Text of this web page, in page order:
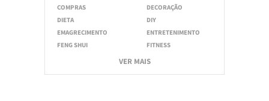
COMPRAS
DECORAÇÃO
DIETA
DIY
EMAGRECIMENTO
ENTRETENIMENTO
FENG SHUI
FITNESS
VER MAIS